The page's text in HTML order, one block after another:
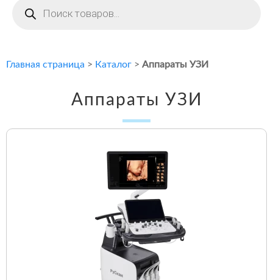
товаров
Главная страница > Каталог > Аппараты УЗИ
Аппараты УЗИ